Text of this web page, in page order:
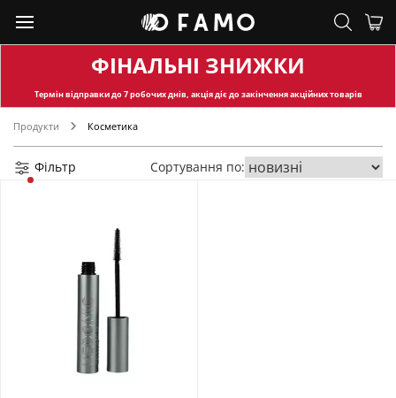
ФІНАЛЬНІ ЗНИЖКИ
Термін відправкидо 7 робочих днів, акція діє до закінчення акційних товарів
Продукти Косметика
Фільтр Сортування по: